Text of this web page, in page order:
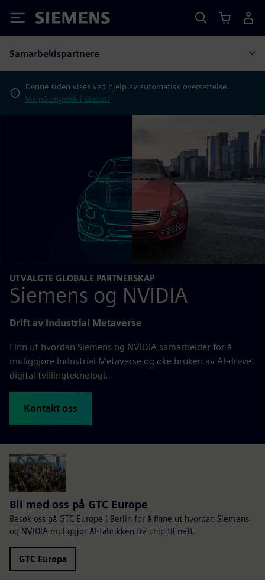
Siemens
Samarbeidspartnere
Denne siden vises ved hjelp av automatisk oversettelse.
Vis på engelsk i stedet?
UTVALGTE GLOBALE PARTNERSKAP
Siemens og NVIDIA
Drift av Industrial Metaverse
Finn ut hvordan Siemens og NVIDIA samarbeider for å
muliggjøre Industrial Metaverse og øke bruken av AI-drevet
digital tvillingteknologi.
Kontakt oss
Bli med oss på GTC Europe
Besøk oss på GTC Europe i Berlin for å finne ut hvordan Siemens
og NVIDIA muliggjør AI-fabrikken fra chip til nett.
GTC Europa